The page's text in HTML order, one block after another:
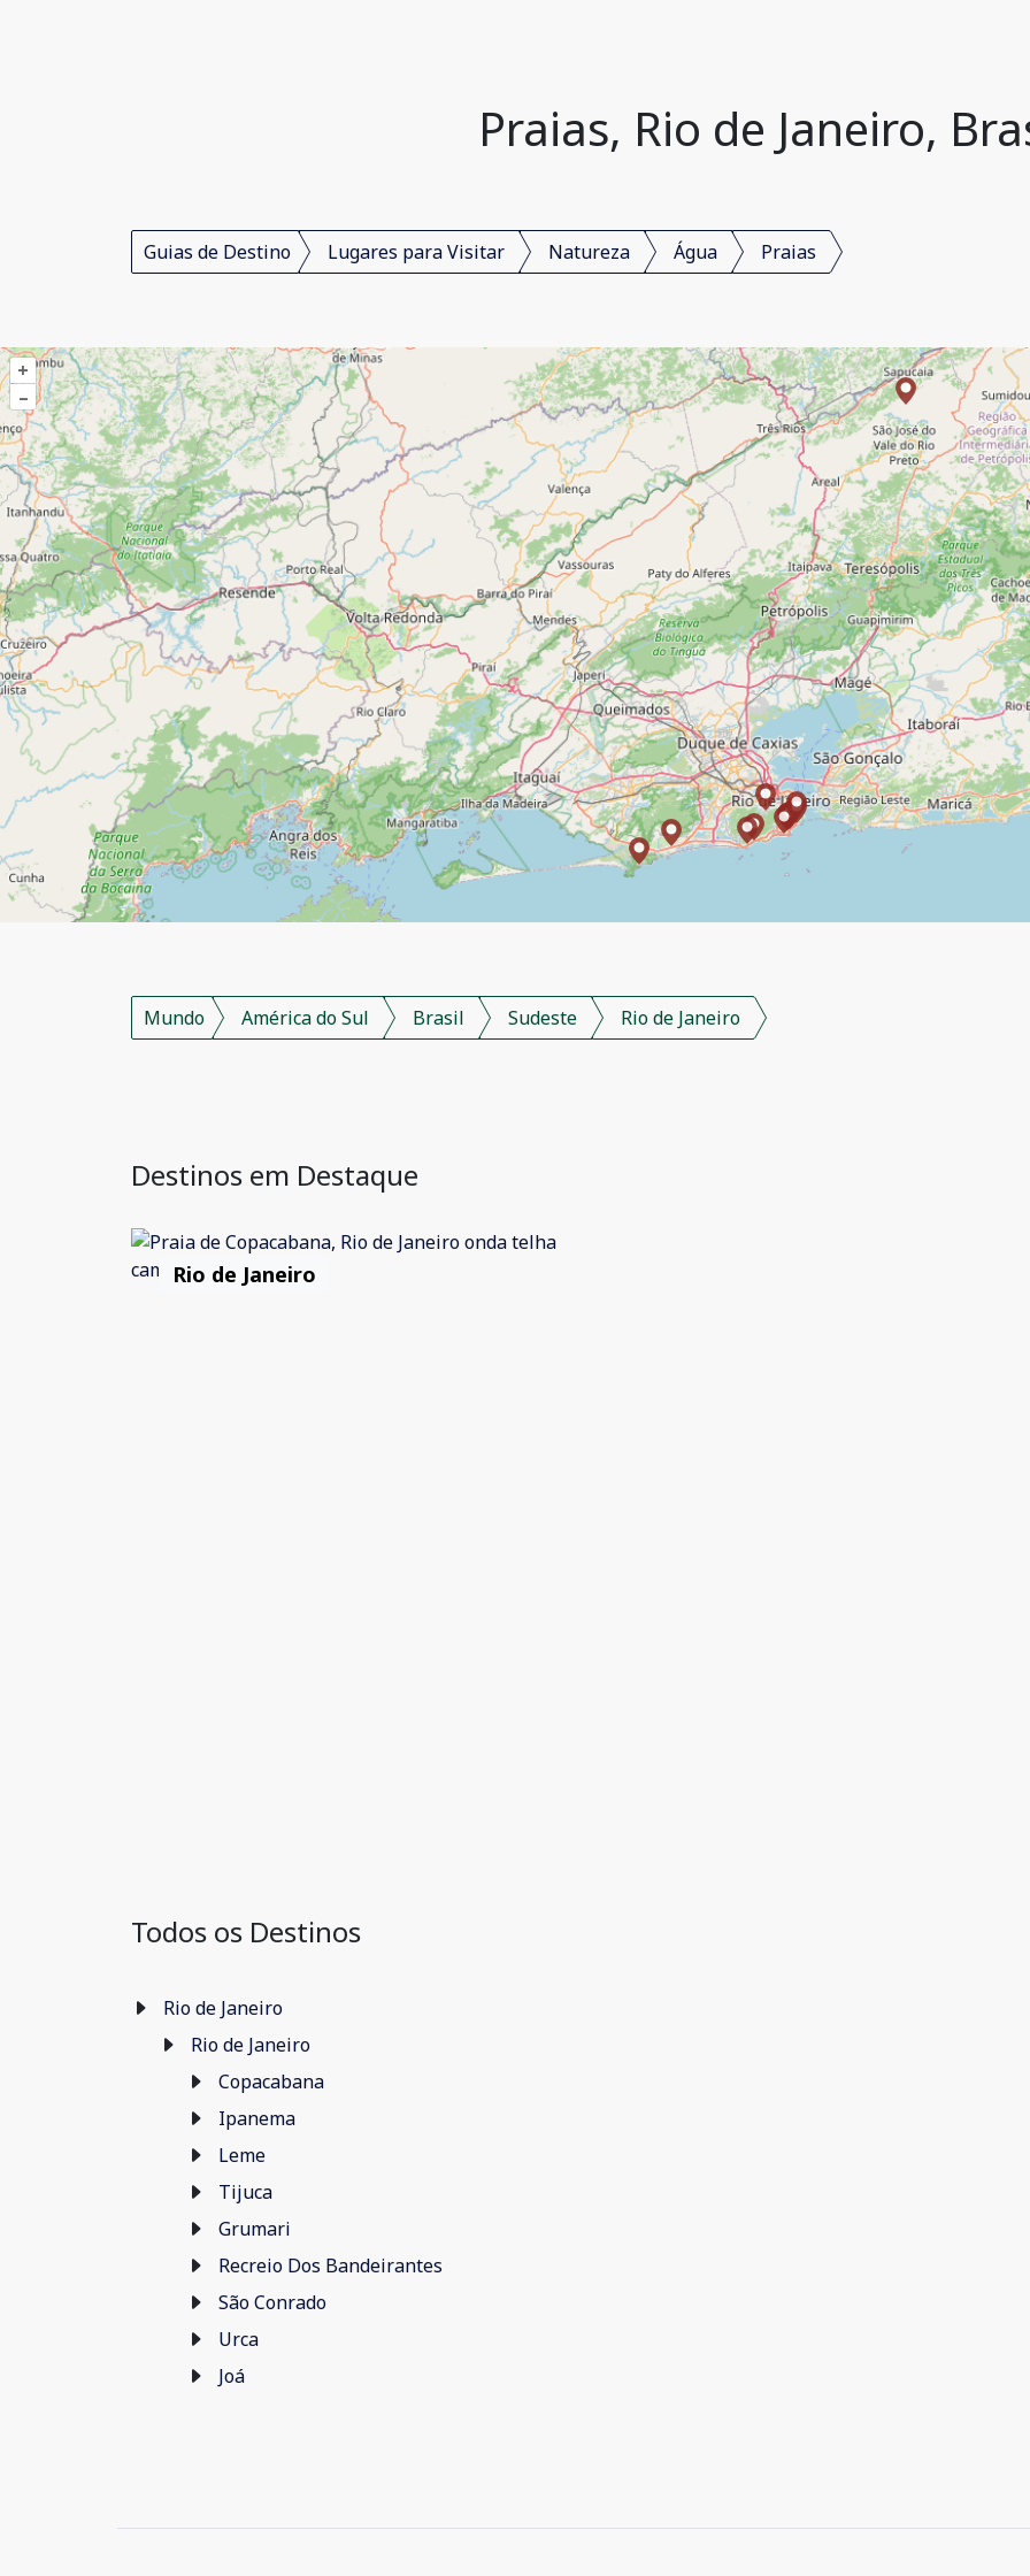
Praias, Rio de Janeiro,
Guias de Destino Lugares para Visitar Natureza Água Praias
+
–
Mundo América do Sul Brasil Sudeste Rio de Janeiro
Destinos em Destaque
Rio de Janeiro
Todos os Destinos
Rio de Janeiro
Rio de Janeiro
Copacabana
Ipanema
Leme
Tijuca
Grumari
Recreio Dos Bandeirantes
São Conrado
Urca
Joá